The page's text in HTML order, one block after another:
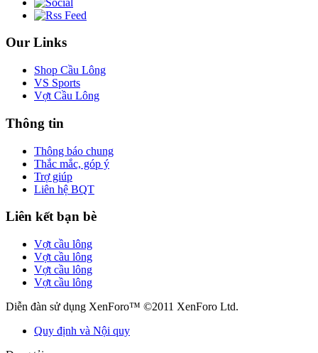
Our Links
Shop Cầu Lông
VS Sports
Vợt Cầu Lông
Thông tin
Thông báo chung
Thắc mắc, góp ý
Trợ giúp
Liên hệ BQT
Liên kết bạn bè
Vợt cầu lông
Vợt cầu lông
Vợt cầu lông
Vợt cầu lông
Diễn đàn sử dụng XenForo™ ©2011 XenForo Ltd.
Quy định và Nội quy